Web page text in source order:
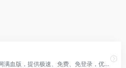
🔥DeepSeek R1可联网满血版，提供极速、免费、免登录，优质AI大模型